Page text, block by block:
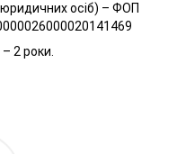
юридичних осіб) – ФОП
2 роки.